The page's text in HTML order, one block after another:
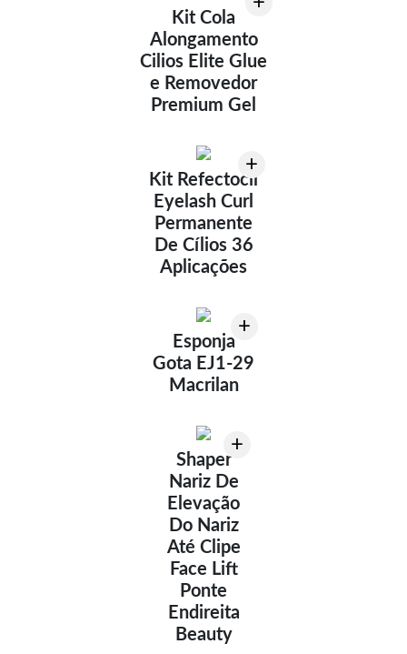
Kit Cola
Alongamento
Cilios Elite Glue
e Removedor
Premium Gel
+
Kit Refectocil
Eyelash Curl
Permanente
De Cílios 36
Aplicações
+
Esponja
Gota EJ1-29
Macrilan
+
Shaper
Nariz De
Elevação
Do Nariz
Até Clipe
Face Lift
Ponte
Endireita
Beauty